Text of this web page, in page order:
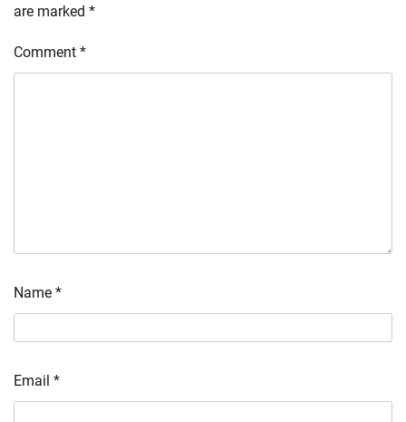
are marked *
Comment *
Name *
Email *